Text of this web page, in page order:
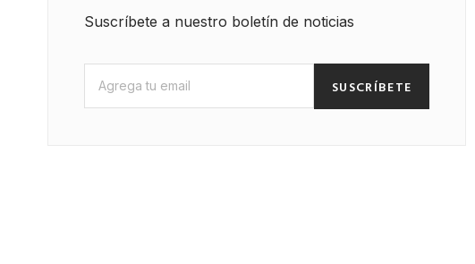
Suscríbete a nuestro boletín de noticias
SUSCRÍBETE